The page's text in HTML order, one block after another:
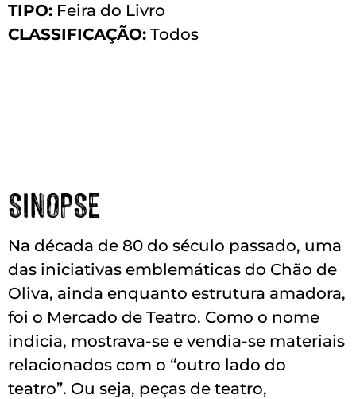
TIPO: Feira do Livro
CLASSIFICAÇÃO: Todos
SINOPSE
Na década de 80 do século passado, uma
das iniciativas emblemáticas do Chão de
Oliva, ainda enquanto estrutura amadora,
foi o Mercado de Teatro. Como o nome
indicia, mostrava-se e vendia-se materiais
relacionados com o “outro lado do
teatro”. Ou seja, peças de teatro,